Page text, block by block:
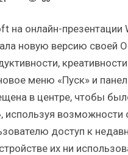
на онлайн-презентации
новую версию своей
меню «Пуск» и
в центре, чтобы
используя
доступ к
их ни
угрозы